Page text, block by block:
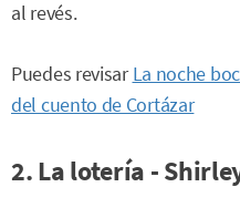
al revés.
Puedes revisarLa noche
del cuento de Cortázar
2. La lotería -